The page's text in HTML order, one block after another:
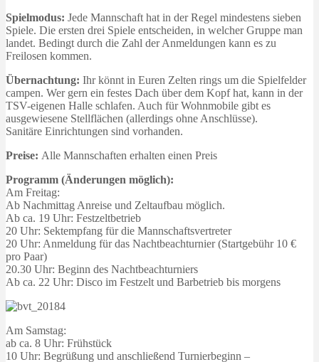
Spielmodus: Jede Mannschaft hat in der Regel mindestens sieben
Spiele. Die ersten drei Spiele entscheiden, in welcher Gruppe man
landet. Bedingt durch die Zahl der Anmeldungen kann es zu
Freilosen kommen.
Übernachtung: Ihr könnt in Euren Zelten rings um die Spielfelder
campen. Wer gern ein festes Dach über dem Kopf hat, kann in der
TSV-eigenen Halle schlafen. Auch für Wohnmobile gibt es
ausgewiesene Stellflächen (allerdings ohne Anschlüsse).
Sanitäre Einrichtungen sind vorhanden.
Preise: Alle Mannschaften erhalten einen Preis
Programm (Änderungen möglich):
Am Freitag:
Ab Nachmittag Anreise und Zeltaufbau möglich.
Ab ca. 19 Uhr: Festzeltbetrieb
20 Uhr: Sektempfang für die Mannschaftsvertreter
20 Uhr: Anmeldung für das Nachtbeachturnier (Startgebühr 10 €
pro Paar)
20.30 Uhr: Beginn des Nachtbeachturniers
Ab ca. 22 Uhr: Disco im Festzelt und Barbetrieb bis morgens
Am Samstag:
ab ca. 8 Uhr: Frühstück
10 Uhr: Begrüßung und anschließend Turnierbeginn –